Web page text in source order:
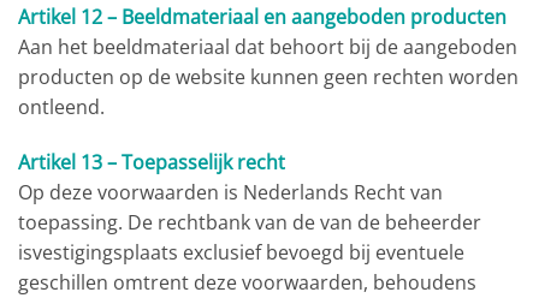
Artikel 12 – Beeldmateriaal en aangeboden producten
Aan het beeldmateriaal dat behoort bij de aangeboden
producten op de website kunnen geen rechten worden
ontleend.
Artikel 13 – Toepasselijk recht
Op deze voorwaarden is Nederlands Recht van
toepassing. De rechtbank van de van de beheerder
isvestigingsplaats exclusief bevoegd bij eventuele
geschillen omtrent deze voorwaarden, behoudens